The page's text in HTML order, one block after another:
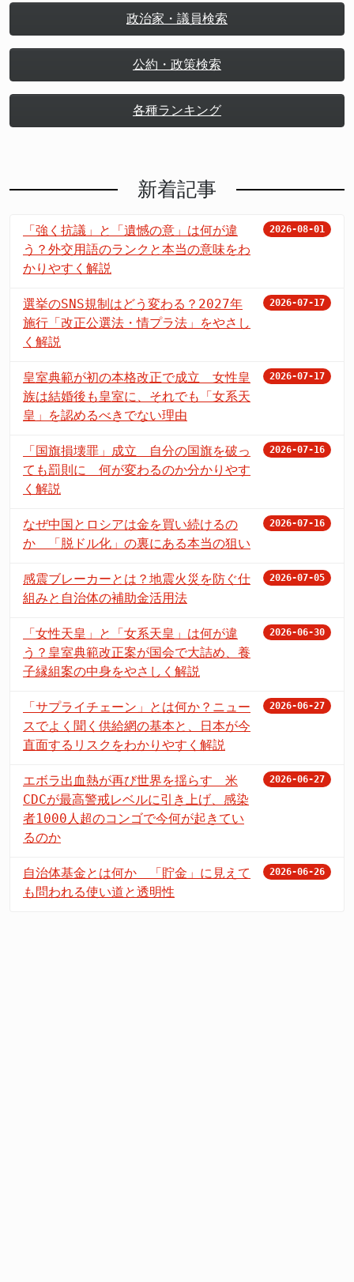
政治家・議員検索
公約・政策検索
各種ランキング
新着記事
「強く抗議」と「遺憾の意」は何が違
う？外交用語のランクと本当の意味をわ
かりやすく解説
2026-08-01
選挙のSNS規制はどう変わる？2027年
施行「改正公選法・情プラ法」をやさし
く解説
2026-07-17
皇室典範が初の本格改正で成立 女性皇
族は結婚後も皇室に、それでも「女系天
皇」を認めるべきでない理由
2026-07-17
「国旗損壊罪」成立 自分の国旗を破っ
ても罰則に 何が変わるのか分かりやす
く解説
2026-07-16
なぜ中国とロシアは金を買い続けるの
か 「脱ドル化」の裏にある本当の狙い
2026-07-16
感震ブレーカーとは？地震火災を防ぐ仕
組みと自治体の補助金活用法
2026-07-05
「女性天皇」と「女系天皇」は何が違
う？皇室典範改正案が国会で大詰め、養
子縁組案の中身をやさしく解説
2026-06-30
「サプライチェーン」とは何か？ニュー
スでよく聞く供給網の基本と、日本が今
直面するリスクをわかりやすく解説
2026-06-27
エボラ出血熱が再び世界を揺らす 米
CDCが最高警戒レベルに引き上げ、感染
者1000人超のコンゴで今何が起きてい
るのか
2026-06-27
自治体基金とは何か 「貯金」に見えて
も問われる使い道と透明性
2026-06-26